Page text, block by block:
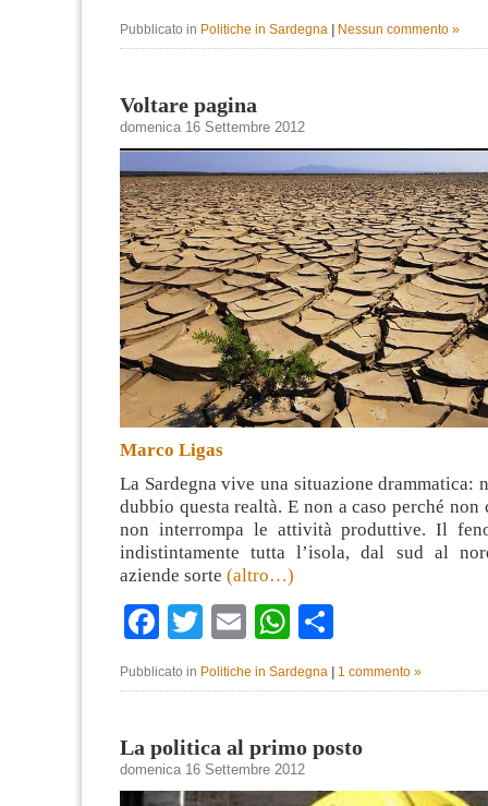
Pubblicato in Politiche in Sardegna | Nessun commento »
Voltare pagina
domenica 16 Settembre 2012
Marco Ligas
La Sardegna vive una situazione drammatica:
dubbio questa realtà. E non a caso perché non
non interrompa le attività produttive. Il
indistintamente tutta l’isola, dal sud al
aziende sorte (altro…)
Facebook
TwitterEmailWhatsApp
Pubblicato in Politiche in Sardegna | 1 commento »
La politica al primo posto
domenica 16 Settembre 2012